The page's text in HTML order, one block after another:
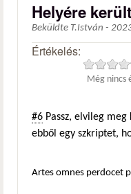
Helyére
Beküldte T.István -
Értékelés:
Még nincs
#6 Passz, elvileg
ebből egy szkriptet,
Artes omnes perdocet